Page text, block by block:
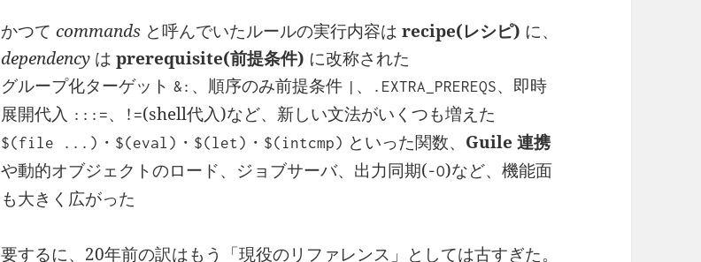
かつてcommands と呼んでいたルールの実行内容はrecipe(レシピ) に、
dependency はprerequisite(前提条件) に改称された
グループ化ターゲット&: 、順序のみ前提条件 | 、 .EXTRA_PREREQS、即時
展開代入 :::=、 !=(shell代入)など、新しい文法がいくつも増えた
$(file ...) ・ $(eval) ・ $(let) ・ $(intcmp) といった関数、 Guile 連携
や動的オブジェクトのロード、ジョブサーバ、出力同期(-O)など、機能面
も大きく広がった
要するに、20年前の訳はもう「現役のリファレンス」としては古すぎた。